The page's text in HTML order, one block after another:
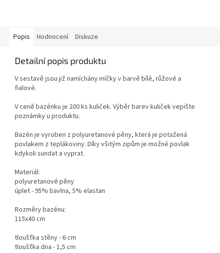
Popis Hodnocení Diskuze
Detailní popis produktu
V sestavě jsou již namíchány míčky v barvě bílé, růžové a
fialové.
V ceně bazénku je 200 ks kuliček. Výběr barev kuliček vepište
poznámky u produktu.
Bazén je vyroben z polyuretanové pěny, která je potažená
povlakem z teplákoviny. Díky všitým zipům je možné povlak
kdykoli sundat a vyprat.
Materiál:
polyuretanové pěny
úplet - 95% bavlna, 5% elastan
Rozměry bazénu:
115x40 cm
tloušťka stěny - 6 cm
tloušťka dna - 1,5 cm